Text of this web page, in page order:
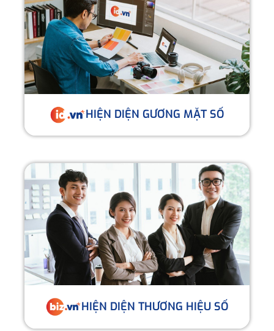
HIỆN DIỆN GƯƠNG MẶT SỐ
HIỆN DIỆN THƯƠNG HIỆU SỐ